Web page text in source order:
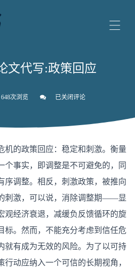
文代写:政策回应
648次浏览
英
代
政
回
应
已关闭评论
机的政策回应：稳定和刺激。衡量
个事实，即调整是不可避免的，同
序调整。相反，刺激政策，被推向
刺激，可以说，消除调整期——显
观经济衰退，减缓负反馈循环的旋
标。然而，不能充分考虑到信任危
就有成为无效的风险。为了以可持
动应纳入一个可信的长期视角，